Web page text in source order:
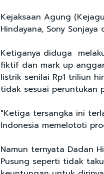
Kejaksaan Agung
Hindayana, Sony
Ketiganya diduga
fiktif dan mark up
listrik senilai Rp1 triliun
tidak sesuai peruntukan
"Ketiga tersangka ini
Indonesia memelototi
Namun ternyata Dadan
Pusung seperti tidak